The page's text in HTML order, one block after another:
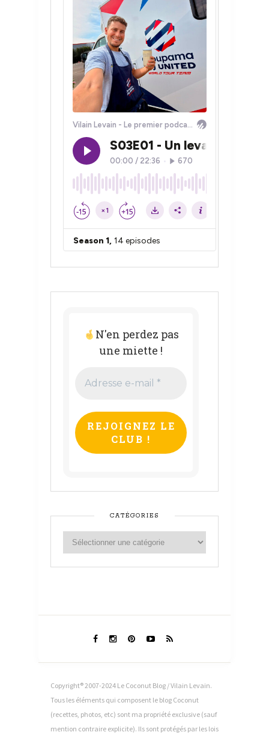
N'en perdez pas
une miette !
e-
*
CATÉGORIES
Copyright® 2007-2024 Le Coconut Blog / Vilain Levain.
Tous les éléments qui composent le blog Coconut
(recettes, photos, etc) sont ma propriété exclusive (sauf
mention contraire explicite). Ils sont protégés par les lois